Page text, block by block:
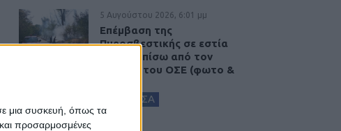
μια συσκευή, όπως τα
προσαρμοσμένες
5 Αυγούστου 2026, 6:01 μμ
Επέμβαση της
Πυροσβεστικής σε εστία
φωτιάς πίσω από τον
σταθμό του ΟΣΕ (φωτο &
ΚΑΡΔΙΤΣΑ